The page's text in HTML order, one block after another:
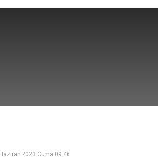
2023 Cuma 09:46